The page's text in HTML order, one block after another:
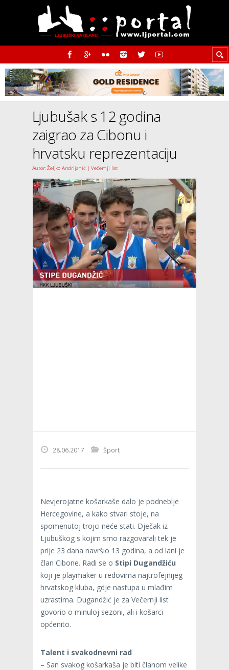
Ljubušak s 12 godina
zaigrao za Cibonu i
hrvatsku reprezentaciju
Autor: Željko Andrijanić | Večernji list
28.06.2017 Šport
Nevjerojatne košarkaše dalo je podneblje
Hercegovine, a kako stvari stoje, na
spomenutoj trojci neće stati. Dječak iz
Ljubuškog s kojim smo razgovarali tek je
prije 23 dana navršio 13 godina, a od lani je
član Cibone. Radi se o Stipi Dugandžiću
koji je playmaker u redovima najtrofejnijeg
hrvatskog kluba, gdje nastupa u mlađim
uzrastima. Dugandžić je za Večernji list
govorio o minuloj sezoni, ali i košarci
općenito.
Talent i svakodnevni rad
– San svakog košarkaša je biti članom velike